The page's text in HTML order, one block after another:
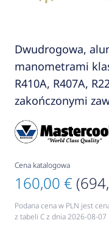
Dwudrogowa,
manometrami
R410A, R407A,
zakończonymi
Cena katalogowa
160,00 €
Podana cena w PLN jest
z tabeli C z dnia 2026-08-07